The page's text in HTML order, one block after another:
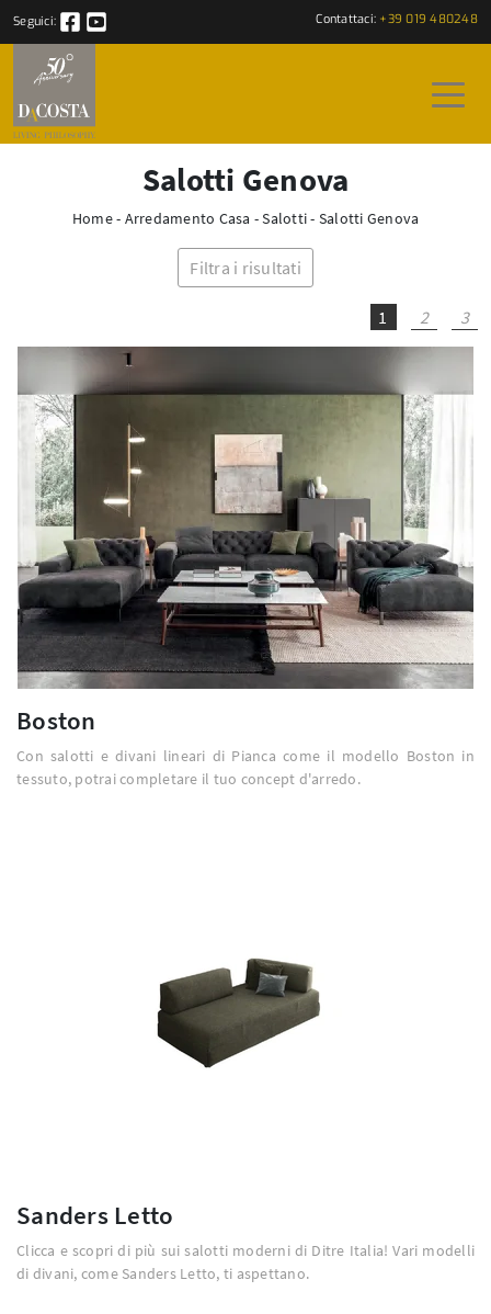
Seguici: Contattaci: +39 019 480248
Salotti Genova
Home- Arredamento Casa -Salotti- Salotti Genova
Filtra i risultati
1 2 3
Boston
Con salotti e divani lineari di Pianca come il modello Boston in
tessuto, potrai completare il tuo concept d'arredo.
Sanders Letto
Clicca e scopri di più sui salotti moderni di Ditre Italia! Vari modelli
di divani, come Sanders Letto, ti aspettano.